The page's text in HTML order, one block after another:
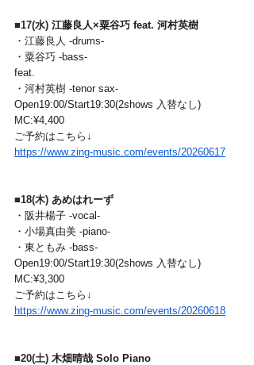
■17(水) 江藤良人×粟谷巧 feat. 河村英樹
・江藤良人 -drums-
・粟谷巧 -bass-
feat.
・河村英樹 -tenor sax-
Open19:00/Start19:30(2shows 入替なし)
MC:¥4,400
ご予約はこちら↓
https://www.zing-music.com/events/20260617
■18(木) あめはれーず
・阪井楊子 -vocal-
・小場真由美 -piano-
・東ともみ -bass-
Open19:00/Start19:30(2shows 入替なし)
MC:¥3,300
ご予約はこちら↓
https://www.zing-music.com/events/20260618
■20(土) 木畑晴哉 Solo Piano